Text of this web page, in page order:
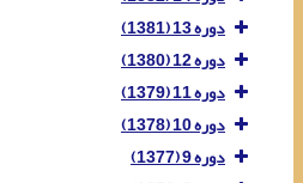
دوره 13 (1381)
دوره 12 (1380)
دوره 11 (1379)
دوره 10 (1378)
دوره 9 (1377)